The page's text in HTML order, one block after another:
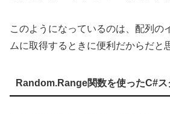
このようになっているのは、配列の
ムに取得するときに便利だからだと
Random.Range関数を使ったC#ス